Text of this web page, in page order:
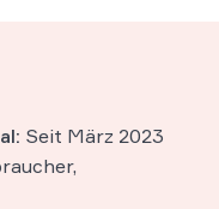
Seit März 2023